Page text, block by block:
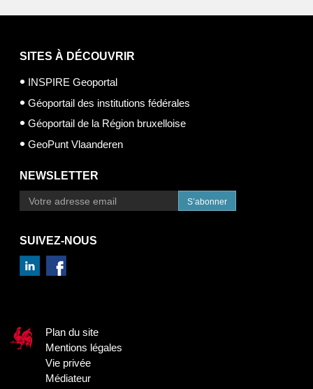
SITES À DÉCOUVRIR
INSPIRE Geoportal
Géoportail des institutions fédérales
Géoportail de la Région bruxelloise
GeoPunt Vlaanderen
NEWSLETTER
S’abonner
SUIVEZ-NOUS
Plan du site
Mentions légales
Vie privée
Médiateur